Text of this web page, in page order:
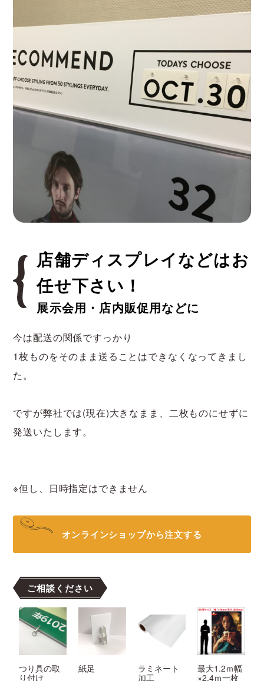
店舗ディスプレイなどはお
任せ下さい！
展示会用・店内販促用などに
今は配送の関係ですっかり
1枚ものをそのまま送ることはできなくなってきまし
た。
ですが弊社では(現在)大きなまま、二枚ものにせずに
発送いたします。
※但し、日時指定はできません
オンラインショップから注文する
ご相談ください
つり具の取
り付け
紙足
ラミネート
加工
最大1.2ｍ幅
×2.4ｍ一枚